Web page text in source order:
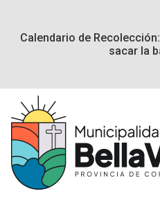
Calendario de
sacar la